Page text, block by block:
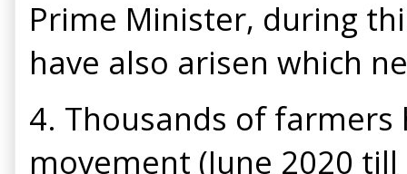
Prime Minister, during
have also arisen which
4. Thousands of
movement (June 2020